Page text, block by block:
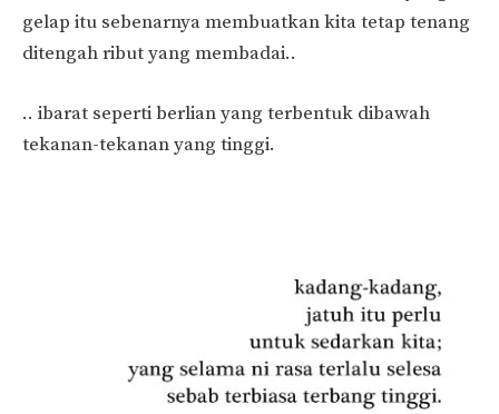
gelap itu sebenarnya membuatkan kita tetap tenang
ditengah ribut yang membadai..
.. ibarat seperti berlian yang terbentuk dibawah
tekanan-tekanan yang tinggi.